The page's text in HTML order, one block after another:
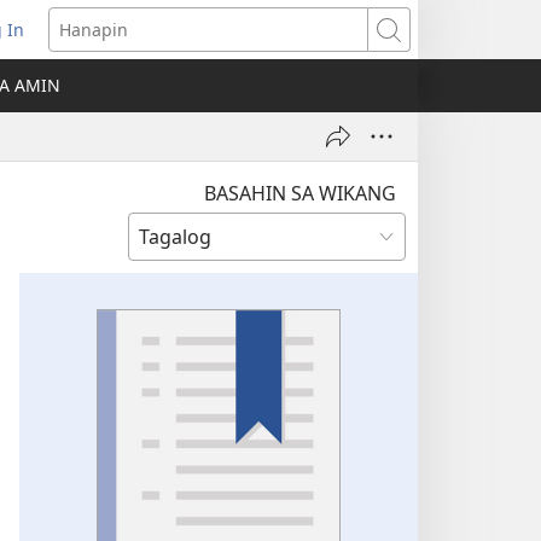
In
Hanapin
AMIN
BASAHIN SA WIKANG